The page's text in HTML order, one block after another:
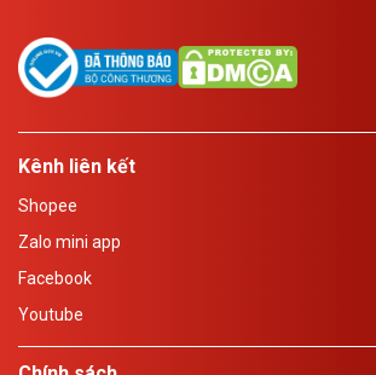
Kênh liên kết
Shopee
Zalo mini app
Facebook
Youtube